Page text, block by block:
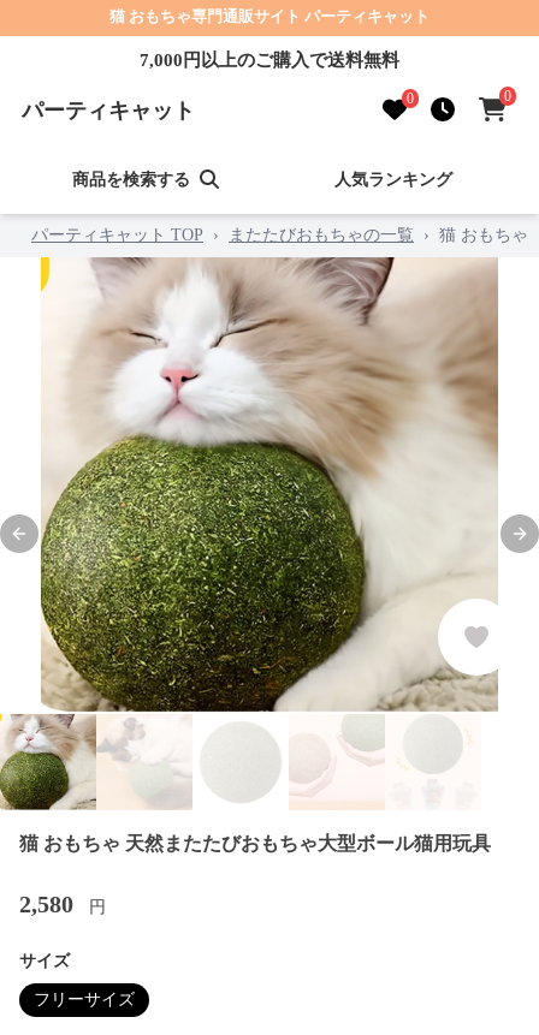
猫 おもちゃ専門通販サイト パーティキャット
7,000円以上のご購入で送料無料
パーティキャット 0 0
商品を検索する 人気ランキング
パーティキャット TOP › またたびおもちゃの一覧 › 猫 おもちゃ
Previous slide
猫 おもちゃ 天然またたびおもちゃ大型ボール猫用玩具
2,580 円
サイズ
フリーサイズ